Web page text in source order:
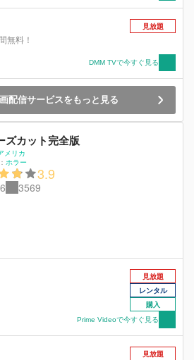
効な打開策があるはずもなかった。先の見
行き詰まる日々の中、ローガン博士が1つ
を見せる。それは、あるゾンビをしつけ、
らすことであった･･･。
無料！
見放題
DMM TVで今すぐ見る
配信サービスをもっと見る
ズカット完全版
メリカ
ホラー
3.9
3569
見放題
レンタル
購入
Prime Videoで今すぐ見る
見放題